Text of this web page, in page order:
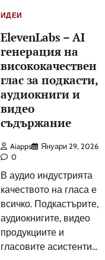
ИДЕИ
ElevenLabs – AI
генерация на
висококачествен
глас за подкасти,
аудиокниги и
видео
съдържание
Aiapps
Януари 29, 2026
0
В аудио индустрията
качеството на гласа е
всичко. Подкастърите,
аудиокнигите, видео
продукциите и
гласовите асистенти…